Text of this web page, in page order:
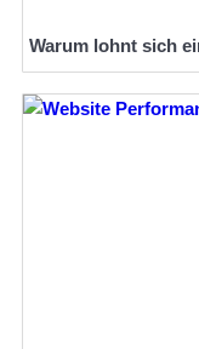
Warum lohnt sich